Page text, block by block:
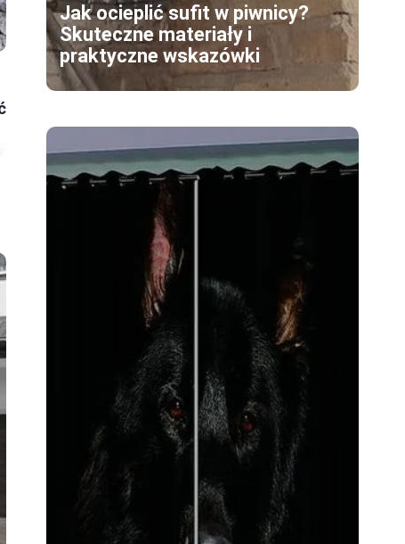
Jak ocieplić sufit w piwnicy?
Skuteczne materiały i
praktyczne wskazówki